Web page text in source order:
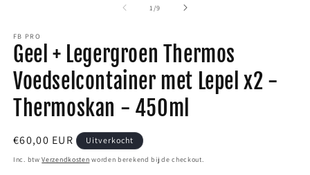
in
modaal
1 /van
9
FB PRO
Geel + Legergroen Thermos
Voedselcontainer met Lepel x2 -
Thermoskan - 450ml
Normale
prijs
€60,00 EUR Uitverkocht
Inc. btwVerzendkosten worden berekend bij de checkout.